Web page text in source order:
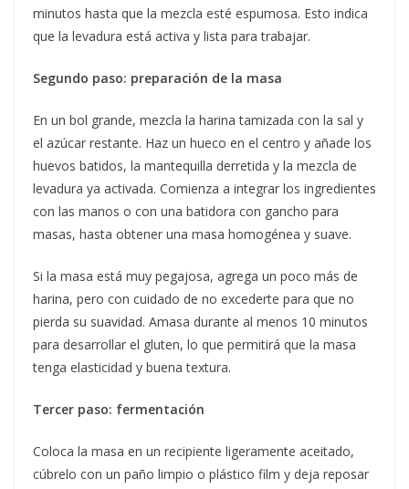
minutos hasta que la mezcla esté espumosa. Esto indica
que la levadura está activa y lista para trabajar.
Segundo paso: preparación de la masa
En un bol grande, mezcla la harina tamizada con la sal y
el azúcar restante. Haz un hueco en el centro y añade los
huevos batidos, la mantequilla derretida y la mezcla de
levadura ya activada. Comienza a integrar los ingredientes
con las manos o con una batidora con gancho para
masas, hasta obtener una masa homogénea y suave.
Si la masa está muy pegajosa, agrega un poco más de
harina, pero con cuidado de no excederte para que no
pierda su suavidad. Amasa durante al menos 10 minutos
para desarrollar el gluten, lo que permitirá que la masa
tenga elasticidad y buena textura.
Tercer paso: fermentación
Coloca la masa en un recipiente ligeramente aceitado,
cúbrelo con un paño limpio o plástico film y deja reposar